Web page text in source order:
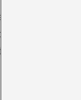
Ayuntamiento
haga el
Hay que